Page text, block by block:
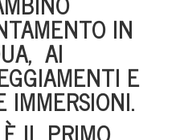
IN
AI
E
IMMERSIONI.